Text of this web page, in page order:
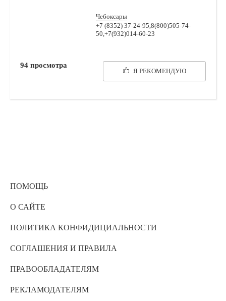
Чебоксары
+7 (8352) 37-24-95,8(800)505-74-
50,+7(932)014-60-23
Я РЕКОМЕНДУЮ
94 просмотра
ПОМОЩЬ
О САЙТЕ
ПОЛИТИКА КОНФИДИЦИАЛЬНОСТИ
СОГЛАШЕНИЯ И ПРАВИЛА
ПРАВООБЛАДАТЕЛЯМ
РЕКЛАМОДАТЕЛЯМ